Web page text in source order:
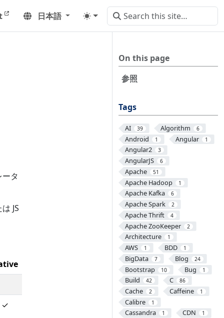
日本語
On this page
参照
Tags
AI 39 Algorithm 6
Android 1 Angular 1
Angular2 3
AngularJS 6
Apache 51
Apache Hadoop 1
Apache Kafka 6
Apache Spark 2
Apache Thrift 4
Apache ZooKeeper 2
Architecture 1
AWS 1 BDD 1
BigData 7 Blog 24
Bootstrap 10 Bug 1
Build 42 C 86
Cache 2 Caffeine 1
Calibre 1
Cassandra 1 CDN 1
タ
JS
✓